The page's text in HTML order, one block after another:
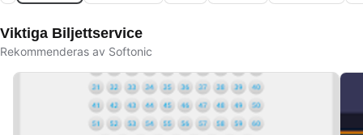
Viktiga Biljettservice
Rekommenderas av Softonic